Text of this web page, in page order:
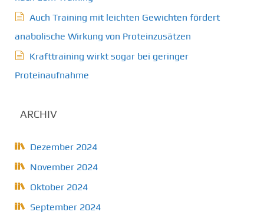
Auch Training mit leichten Gewichten fördert
anabolische Wirkung von Proteinzusätzen
Krafttraining wirkt sogar bei geringer
Proteinaufnahme
ARCHIV
Dezember 2024
November 2024
Oktober 2024
September 2024